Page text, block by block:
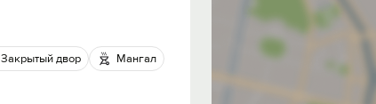
Закрытый двор Мангал